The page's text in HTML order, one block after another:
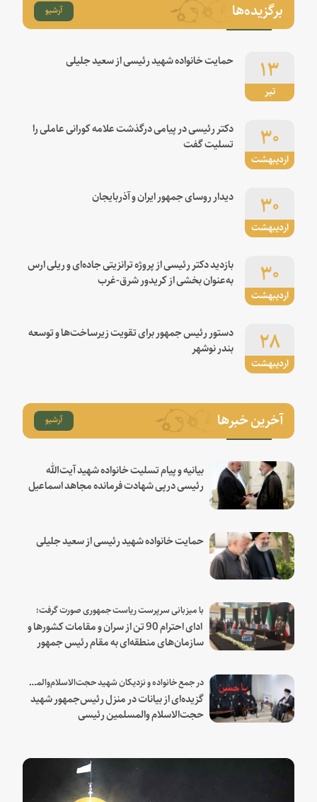
برگزیده‌ها آرشیو
تیر
۱۳ حمایت خانواده شهید رئیسی از سعید جلیلی
اردیبهشت
۳۰
دکتر رئیسی در پیامی درگذشت علامه کورانی عاملی را
تسلیت گفت
اردیبهشت
۳۰ دیدار روسای جمهور ایران و آذربایجان
اردیبهشت
۳۰
بازدید دکتر رئیسی از پروژه ترانزیتی جاده‌ای و ریلی ارس
به‌عنوان بخشی از کریدور شرق-غرب
اردیبهشت
۲۸
دستور رئیس جمهور برای تقویت زیرساخت‌ها و توسعه
بندر نوشهر
آخرین خبرها آرشیو
بیانیه و پیام تسلیت خانواده شهید آیت‌الله
رئیسی درپی شهادت فرمانده مجاهد اسماعیل
حمایت خانواده شهید رئیسی از سعید جلیلی
با میزبانی سرپرست ریاست جمهوری صورت گرفت؛
ادای احترام 90 تن از سران و مقامات کشورها و
سازمان‌های منطقه‌ای به مقام رئیس جمهور
در جمع خانواده و نزدیکان شهید حجت‌الاسلام‌والمسلمین رئیسی:
گزیده‌ای از بیانات در منزل رئیس‌جمهور شهید
حجت‌الاسلام والمسلمین رئیسی